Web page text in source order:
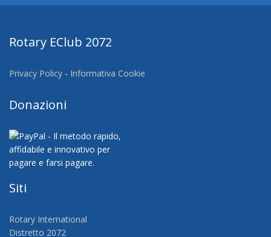
Rotary EClub 2072
Privacy Policy - Informativa Cookie
Donazioni
Siti
Rotary International
Distretto 2072